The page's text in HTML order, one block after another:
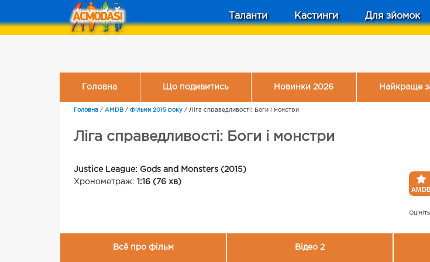
Таланти Кастинги Для зйомок
Головна Що подивитись Новинки 2026 Найкраще
Головна / AMDB / Фільми 2015 року / Ліга справедливості: Боги і монстри
Ліга справедливості: Боги і монстри
Justice League: Gods and Monsters (2015)
Хронометраж: 1:16 (76 хв)
Всё про фільм Відео 2